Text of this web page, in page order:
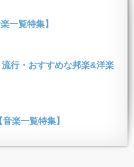
一覧特集】
行・おすすめな邦楽&洋楽
楽一覧特集】